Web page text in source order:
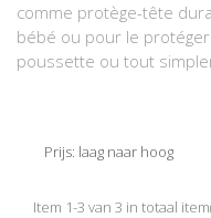
comme protège-tête
bébé ou pour le
poussette ou tout
Prijs: laag naar hoog
Item 1-3 van 3 in totaal